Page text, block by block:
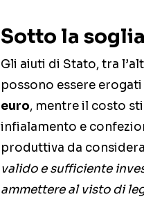
Sotto la
Gli aiuti di Stato, tra
possono essere
euro, mentre il costo
infialamento e
produttiva da
valido e sufficiente
ammettere al visto di